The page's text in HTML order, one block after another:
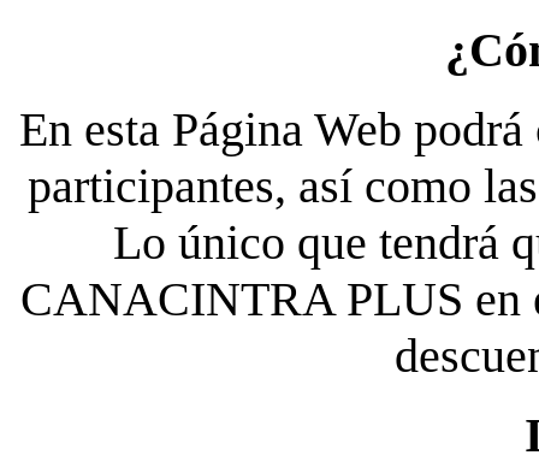
En esta Página Web
participantes, así como
Lo único que tendrá
CANACINTRA PLUS en